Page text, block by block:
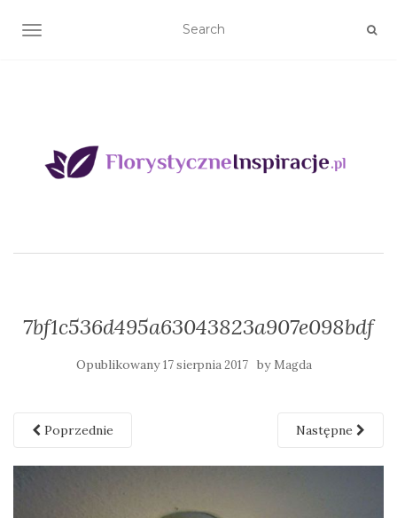
TOGGLE NAVIGATION
7bf1c536d495a63043823a907e098bdf
Opublikowany17 sierpnia 2017 by Magda
Poprzednie Następne